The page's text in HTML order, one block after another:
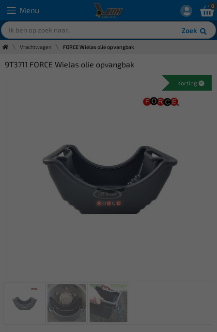
Menu
Zoek
0
Vrachtwagen FORCE Wielas olie opvangbak
9T3711 FORCE Wielas olie opvangbak
Korting